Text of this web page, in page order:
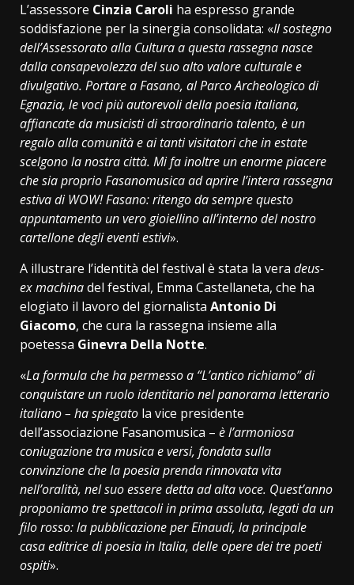
L’assessore Cinzia Caroli ha espresso grande
soddisfazione per la sinergia consolidata: «Il sostegno
dell’Assessorato alla Cultura a questa rassegna nasce
dalla consapevolezza del suo alto valore culturale e
divulgativo. Portare a Fasano, al Parco Archeologico di
Egnazia, le voci più autorevoli della poesia italiana,
affiancate da musicisti di straordinario talento, è un
regalo alla comunità e ai tanti visitatori che in estate
scelgono la nostra città. Mi fa inoltre un enorme piacere
che sia proprio Fasanomusica ad aprire l’intera rassegna
estiva di WOW! Fasano: ritengo da sempre questo
appuntamento un vero gioiellino all’interno del nostro
cartellone degli eventi estivi».
A illustrare l’identità del festival è stata la vera deus-
ex machinadel festival, Emma Castellaneta, che ha
elogiato il lavoro del giornalista Antonio Di
Giacomo, che cura la rassegna insieme alla
poetessa Ginevra Della Notte.
«La formula che ha permesso a “L’antico richiamo” di
conquistare un ruolo identitario nel panorama letterario
italiano – ha spiegato la vice presidente
dell’associazione Fasanomusica – è l’armoniosa
coniugazione tra musica e versi, fondata sulla
convinzione che la poesia prenda rinnovata vita
nell’oralità, nel suo essere detta ad alta voce. Quest’anno
proponiamo tre spettacoli in prima assoluta, legati da un
filo rosso: la pubblicazione per Einaudi, la principale
casa editrice di poesia in Italia, delle opere dei tre poeti
ospiti».